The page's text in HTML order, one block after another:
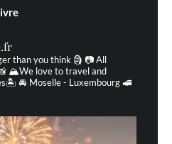
par e-mail.
par e-mail.
than you think 🗿 📷 All
🏔We love to travel and
🚘 Moselle - Luxembourg 🚅